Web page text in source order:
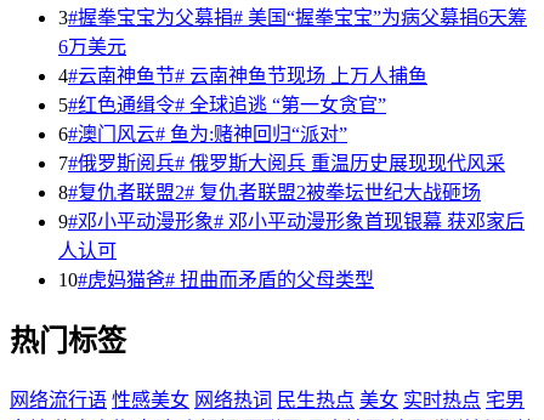
3#握拳宝宝为父募捐# 美国“握拳宝宝”为病父募捐6天筹
6万美元
4#云南神鱼节# 云南神鱼节现场 上万人捕鱼
5#红色通缉令# 全球追逃 “第一女贪官”
6#澳门风云# 鱼为:赌神回归“派对”
7#俄罗斯阅兵# 俄罗斯大阅兵 重温历史展现现代风采
8#复仇者联盟2# 复仇者联盟2被拳坛世纪大战砸场
9#邓小平动漫形象# 邓小平动漫形象首现银幕 获邓家后
人认可
10#虎妈猫爸# 扭曲而矛盾的父母类型
热门标签
网络流行语 性感美女 网络热词 民生热点 美女 实时热点 宅男